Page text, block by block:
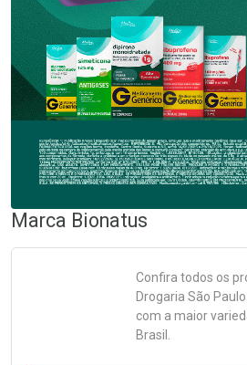
Marca Bionatus
Confira todos os
Drogaria São
com a maior
Brasil.